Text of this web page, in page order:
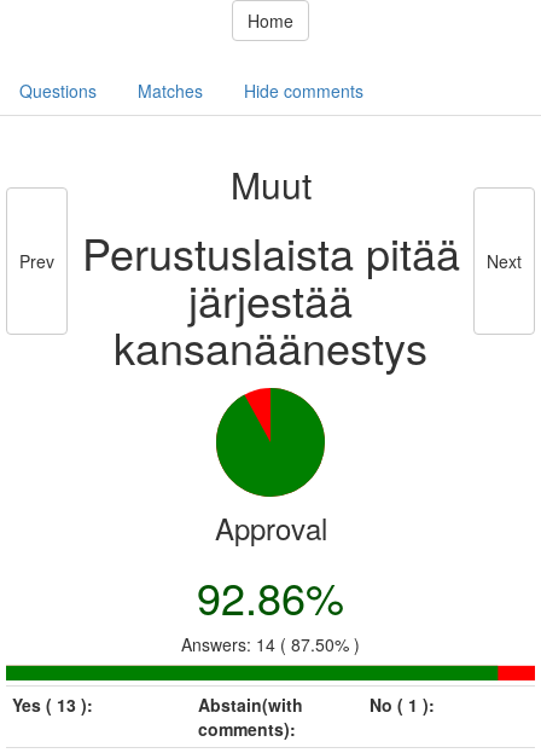
Home
Questions Matches Hide comments
Prev
Muut
Perustuslaista pitää
järjestää
kansanäänestys
Next
Approval
92.86%
Answers: 14 ( 87.50% )
Yes ( 13 ):
Abstain(with
comments):
No ( 1 ):